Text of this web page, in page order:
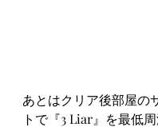
あとはクリア後部屋の
トで『3 Liar』を最低周